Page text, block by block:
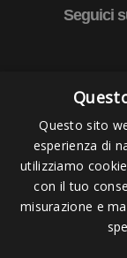
-5.4 a
Quando
specificare,
casella, il
La linea
un gruppo di
e la forza.
veri e propri ma
Seguici
Questo sito
esperienza di
utilizziamo
con il tuo
misurazione e